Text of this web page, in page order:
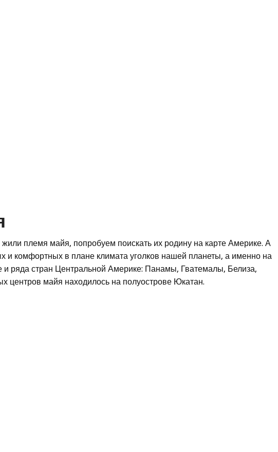
племя майя, попробуем поискать их родину на карте Америке. А
и комфортных в плане климата уголков нашей планеты, а именно на
и ряда стран Центральной Америке: Панамы, Гватемалы, Белиза,
центров майя находилось на полуострове Юкатан.